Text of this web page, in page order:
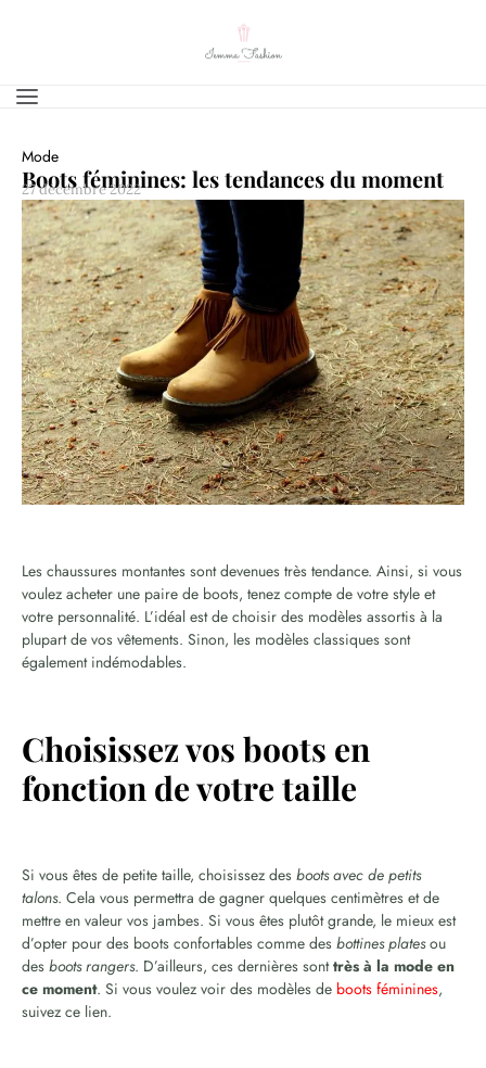
Mode
Boots féminines: les tendances du moment
27 décembre 2022
Les chaussures montantes sont devenues très tendance. Ainsi, si vous
voulez acheter une paire de boots, tenez compte de votre style et
votre personnalité. L’idéal est de choisir des modèles assortis à la
plupart de vos vêtements. Sinon, les modèles classiques sont
également indémodables.
Choisissez vos boots en
fonction de votre taille
Si vous êtes de petite taille, choisissez des boots avec de petits
talons. Cela vous permettra de gagner quelques centimètres et de
mettre en valeur vos jambes. Si vous êtes plutôt grande, le mieux est
d’opter pour des boots confortables comme des bottines platesou
des boots rangers. D’ailleurs, ces dernières sonttrès à la mode en
ce moment. Si vous voulez voir des modèles de boots féminines,
suivez ce lien.